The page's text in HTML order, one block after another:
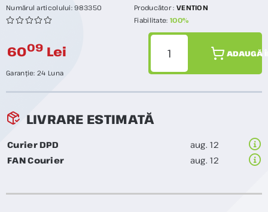
Numărul articolului:983350 Producător : VENTION
Fiabilitate: 100%
6009 Lei
Garanție: 24 Luna
ADAUGĂ
LIVRARE ESTIMATĂ
Curier DPD
aug. 12
FAN Courier
aug. 12